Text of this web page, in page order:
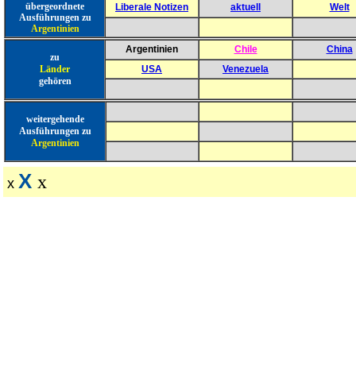
übergeordnete
Ausführungen zu
Argentinien
Liberale Notizen aktuell Welt
zu
Länder
gehören
Argentinien Chile
China
USA
Venezuela
weitergehende
Ausführungen zu
Argentinien
x X x